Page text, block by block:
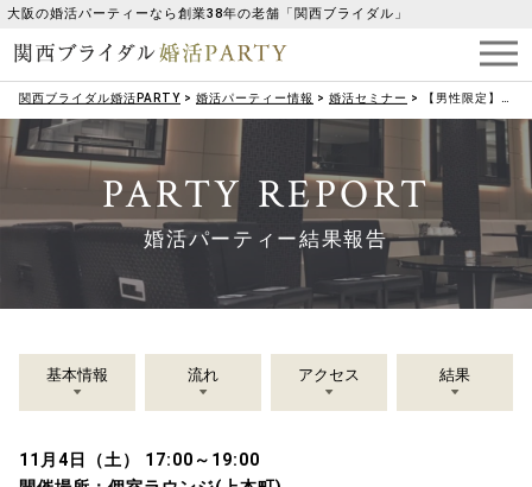
大阪の婚活パーティーなら創業38年の老舗「関西ブライダル」
関西ブライダル婚活PARTY > 婚活パーティー情報 > 婚活セミナー > 【男性限定】モテ婚笑顔セミナー
PARTY REPORT
婚活パーティー結果報告
基本情報 流れ アクセス 結果
11月4日（土） 17:00～19:00